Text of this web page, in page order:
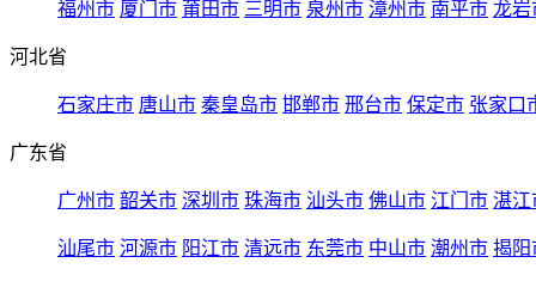
福州市 厦门市 莆田市 三明市 泉州市 漳州市 南平市 龙岩
河北省
石家庄市 唐山市 秦皇岛市 邯郸市 邢台市 保定市 张家口
广东省
广州市 韶关市 深圳市 珠海市 汕头市 佛山市 江门市 湛江
汕尾市 河源市 阳江市 清远市 东莞市 中山市 潮州市 揭阳